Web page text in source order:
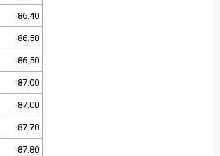
86.40
86.50
86.50
87.00
87.00
87.70
87.80